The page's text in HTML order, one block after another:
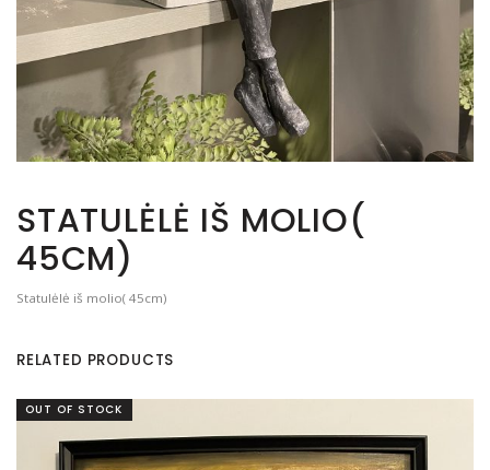
STATULĖLĖ IŠ MOLIO(
45CM)
Statulėlė iš molio( 45cm)
RELATED PRODUCTS
OUT OF STOCK